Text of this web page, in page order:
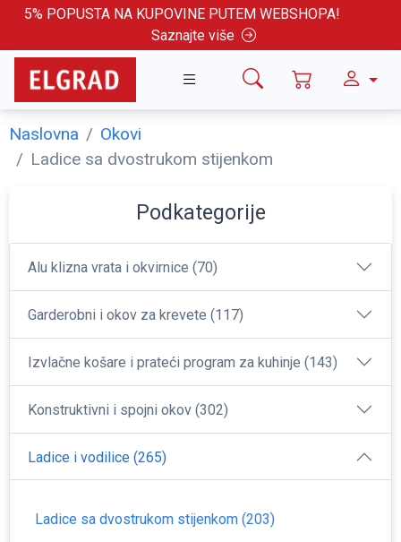
5% POPUSTA NA KUPOVINE PUTEM WEBSHOPA!
Saznajte više
Naslovna
Okovi
Ladice sa dvostrukom stijenkom
Podkategorije
Alu klizna vrata i okvirnice (70)
Garderobni i okov za krevete (117)
Izvlačne košare i prateći program za kuhinje (143)
Konstruktivni i spojni okov (302)
Ladice i vodilice (265)
Ladice sa dvostrukom stijenkom (203)